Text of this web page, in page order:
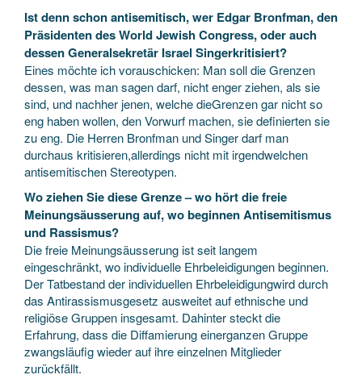
Ist denn schon antisemitisch, wer Edgar Bronfman, den
Präsidenten des World Jewish Congress, oder auch
dessen Generalsekretär Israel Singerkritisiert?
Eines möchte ich vorauschicken: Man soll die Grenzen
dessen, was man sagen darf, nicht enger ziehen, als sie
sind, und nachher jenen, welche dieGrenzen gar nicht so
eng haben wollen, den Vorwurf machen, sie definierten sie
zu eng. Die Herren Bronfman und Singer darf man
durchaus kritisieren,allerdings nicht mit irgendwelchen
antisemitischen Stereotypen.
Wo ziehen Sie diese Grenze – wo hört die freie
Meinungsäusserung auf, wo beginnen Antisemitismus
und Rassismus?
Die freie Meinungsäusserung ist seit langem
eingeschränkt, wo individuelle Ehrbeleidigungen beginnen.
Der Tatbestand der individuellen Ehrbeleidigungwird durch
das Antirassismusgesetz ausweitet auf ethnische und
religiöse Gruppen insgesamt. Dahinter steckt die
Erfahrung, dass die Diffamierung einerganzen Gruppe
zwangsläufig wieder auf ihre einzelnen Mitglieder
zurückfällt.